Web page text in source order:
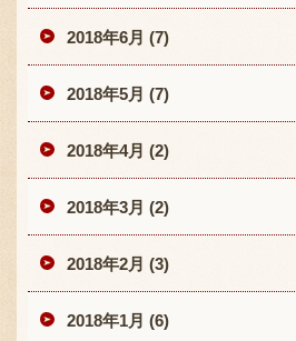
2018年6月 (7)
2018年5月 (7)
2018年4月 (2)
2018年3月 (2)
2018年2月 (3)
2018年1月 (6)